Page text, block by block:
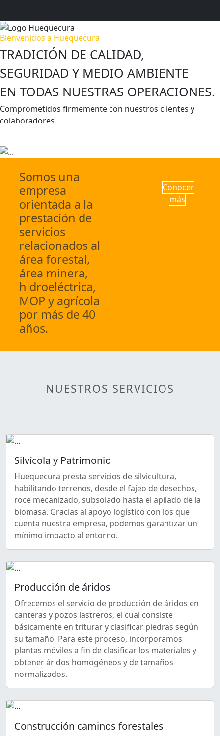
Bienvenidos a Huequecura
TRADICIÓN DE CALIDAD,
SEGURIDAD Y MEDIO AMBIENTE
EN TODAS NUESTRAS OPERACIONES.
Comprometidos firmemente con nuestros clientes y
colaboradores.
Previous Next
Somos una
empresa
orientada a la
prestación de
servicios
relacionados al
área forestal,
área minera,
hidroeléctrica,
MOP y agrícola
por más de 40
años.
Conocer
más
NUESTROS SERVICIOS
Silvícola y Patrimonio
Huequecura presta servicios de silvicultura,
habilitando terrenos, desde el fajeo de desechos,
roce mecanizado, subsolado hasta el apilado de la
biomasa. Gracias al apoyo logístico con los que
cuenta nuestra empresa, podemos garantizar un
mínimo impacto al entorno.
Producción de áridos
Ofrecemos el servicio de producción de áridos en
canteras y pozos lastreros, el cual consiste
básicamente en triturar y clasificar piedras según
su tamaño. Para este proceso, incorporamos
plantas móviles a fin de clasificar los materiales y
obtener áridos homogéneos y de tamaños
normalizados.
Construcción caminos forestales